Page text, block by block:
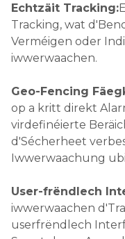
Echtzäit Tracking:
Tracking, wat
Verméigen oder
iwwerwaachen.
Geo-Fencing
op a kritt direkt
virdefinéierte
d'Sécherheet
Iwwerwaachung
User-frëndlech
iwwerwaachen
userfrëndlech